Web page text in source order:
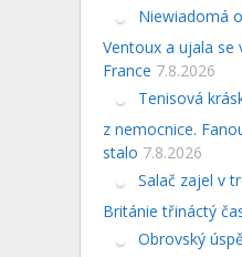
Niewiadomá
Ventoux a ujala se
France 7.8.2026
Tenisová
z nemocnice.
stalo 7.8.2026
Salač zajel v
Británie třináctý
Obrovský